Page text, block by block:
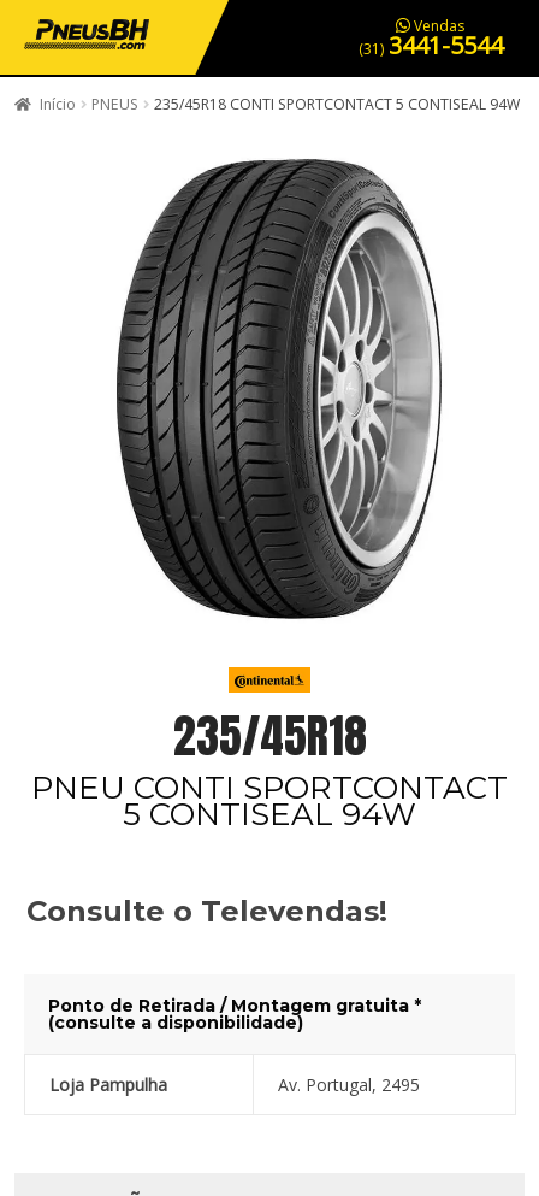
PNEUS EM OFERTA SERVIÇOS AUTOMOTIVOS NOSSA LOJA
Vendas
(31) 3441-5544
Início PNEUS 235/45R18 CONTI SPORTCONTACT 5 CONTISEAL 94W
235/45R18
PNEU CONTI SPORTCONTACT
5 CONTISEAL 94W
Consulte o Televendas!
Ponto de Retirada / Montagem gratuita *
(consulte a disponibilidade)
Loja Pampulha Av. Portugal, 2495